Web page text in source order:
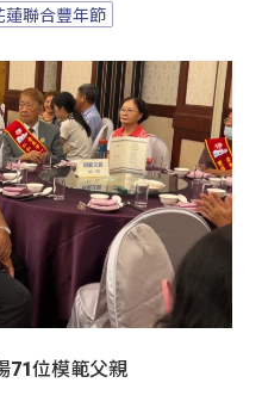
蓮聯合豐年節
71位模範父親